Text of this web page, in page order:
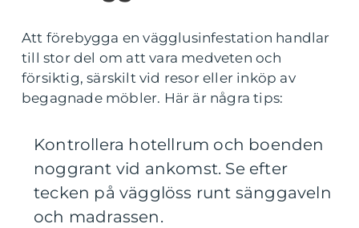
Att förebygga en vägglusinfestation handlar
till stor del om att vara medveten och
försiktig, särskilt vid resor eller inköp av
begagnade möbler. Här är några tips:
Kontrollera hotellrum och boenden
noggrant vid ankomst. Se efter
tecken på vägglöss runt sänggaveln
och madrassen.